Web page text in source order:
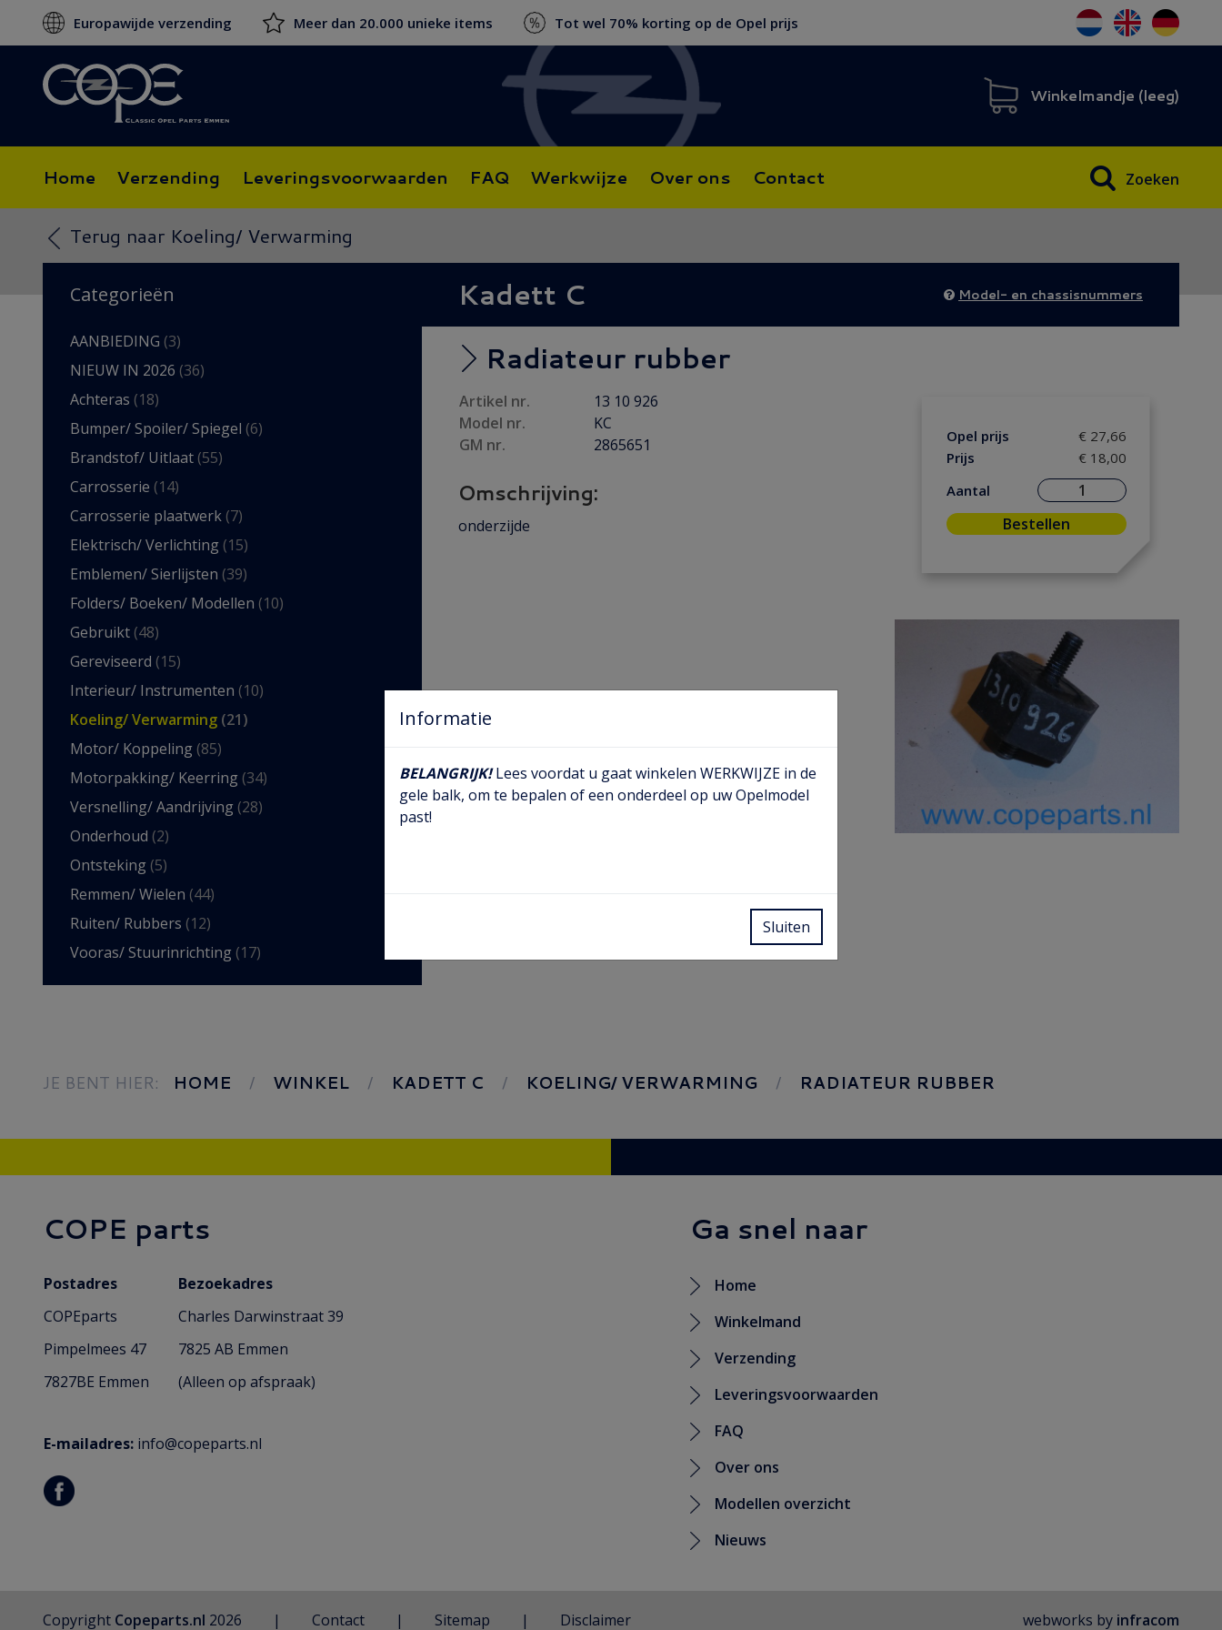
Europawijde verzending Meer dan 20.000 unieke items Tot wel 70% korting op de Opel prijs
Winkelmandje (leeg)
Home Verzending Leveringsvoorwaarden FAQ Werkwijze Over ons Contact Zoeken
Terug naar Koeling/ Verwarming
Categorieën
AANBIEDING (3)
NIEUW IN 2026 (36)
Achteras (18)
Bumper/ Spoiler/ Spiegel (6)
Brandstof/ Uitlaat (55)
Carrosserie (14)
Carrosserie plaatwerk (7)
Elektrisch/ Verlichting (15)
Emblemen/ Sierlijsten (39)
Folders/ Boeken/ Modellen (10)
Gebruikt (48)
Gereviseerd (15)
Interieur/ Instrumenten (10)
Koeling/ Verwarming (21)
Motor/ Koppeling (85)
Motorpakking/ Keerring (34)
Versnelling/ Aandrijving (28)
Onderhoud (2)
Ontsteking (5)
Remmen/ Wielen (44)
Ruiten/ Rubbers (12)
Vooras/ Stuurinrichting (17)
Kadett C Model- en chassisnummers
Radiateur rubber
Artikel nr.
13 10 926
Model nr.
KC
GM nr.
2865651
Omschrijving:
onderzijde
Opel prijs
€ 27,66
Prijs
€ 18,00
Aantal
Bestellen
JE BENT HIER: HOME WINKEL KADETT C KOELING/ VERWARMING RADIATEUR RUBBER
COPE parts
Postadres
Bezoekadres
COPEparts
Charles Darwinstraat 39
Pimpelmees 47
7825 AB Emmen
7827BE Emmen
(Alleen op afspraak)
E-mailadres: info@copeparts.nl
Ga snel naar
Home
Winkelmand
Verzending
Leveringsvoorwaarden
FAQ
Over ons
Modellen overzicht
Nieuws
Copyright Copeparts.nl 2026 Contact Sitemap Disclaimer webworks by infracom
Informatie
BELANGRIJK!Lees voordat u gaat winkelen WERKWIJZE in de
gele balk, om te bepalen of een onderdeel op uw Opelmodel
past!
Sluiten